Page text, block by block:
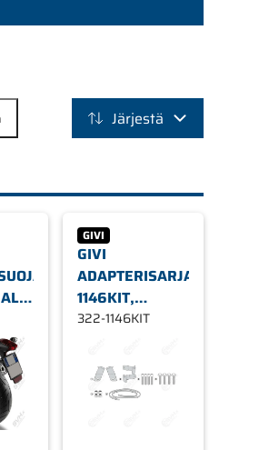
Järjestä
GIVI
GIVI
ADAPTERISARJA
1146KIT,
PL-/PLX1146/PL1146CAM
322-1146KIT